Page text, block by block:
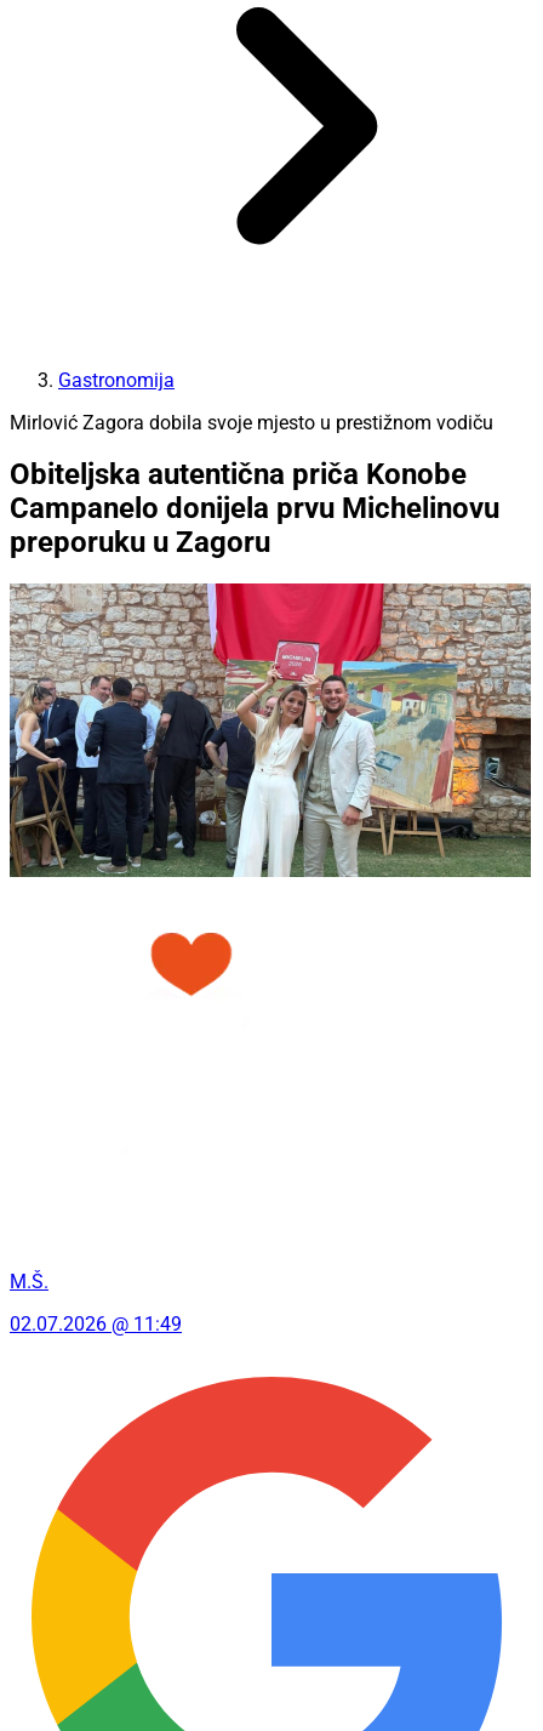
Gastronomija
Mirlović Zagora dobila svoje mjesto u prestižnom vodiču
Obiteljska autentična priča Konobe
Campanelo donijela prvu Michelinovu
preporuku u Zagoru
M.Š.
02.07.2026 @ 11:49